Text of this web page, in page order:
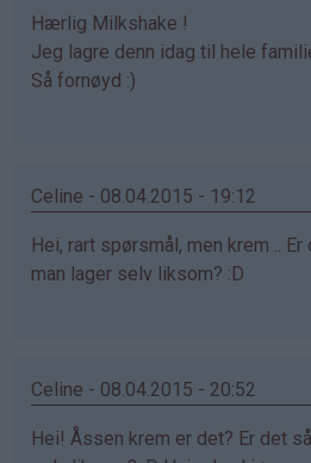
Hærlig Milkshake !
Jeg lagre denn idag til hele
Så fornøyd :)
Celine - 08.04.2015 - 19:12
Hei, rart spørsmål, men krem ..
man lager selv liksom? :D
Celine - 08.04.2015 - 20:52
Hei! Åssen krem er det? Er det